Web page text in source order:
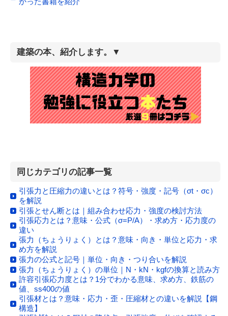
建築の本、紹介します。▼
同じカテゴリの記事一覧
引張力と圧縮力の違いとは？符号・強度・記号（σt・σc）
を解説
引張とせん断とは｜組み合わせ応力・強度の検討方法
引張応力とは？意味・公式（σ=P/A）・求め方・応力度の
違い
張力（ちょうりょく）とは？意味・向き・単位と応力・求
め方を解説
張力の公式と記号｜単位・向き・つり合いを解説
張力（ちょうりょく）の単位｜N・kN・kgfの換算と読み方
許容引張応力度とは？1分でわかる意味、求め方、鉄筋の
値、ss400の値
引張材とは？意味・応力・歪・圧縮材との違いを解説【鋼
構造】